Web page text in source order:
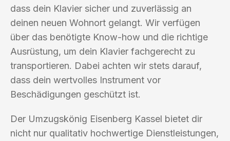
dass dein Klavier sicher und zuverlässig an
deinen neuen Wohnort gelangt. Wir verfügen
über das benötigte Know-how und die richtige
Ausrüstung, um dein Klavier fachgerecht zu
transportieren. Dabei achten wir stets darauf,
dass dein wertvolles Instrument vor
Beschädigungen geschützt ist.
Der Umzugskönig Eisenberg Kassel bietet dir
nicht nur qualitativ hochwertige Dienstleistungen,